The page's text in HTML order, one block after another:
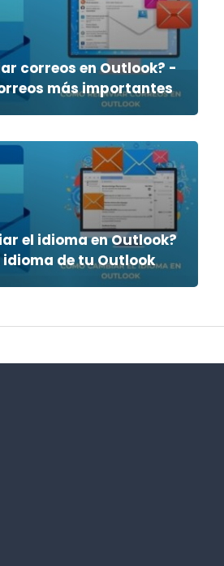
correos en Outlook? -
más importantes
el idioma en Outlook?
de tu Outlook